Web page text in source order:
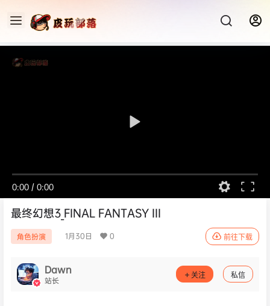
0:00 / 0:00
最终幻想3_FINAL FANTASY III
角色扮演 1月30日 0 前往下载
Dawn
站长 关注 私信